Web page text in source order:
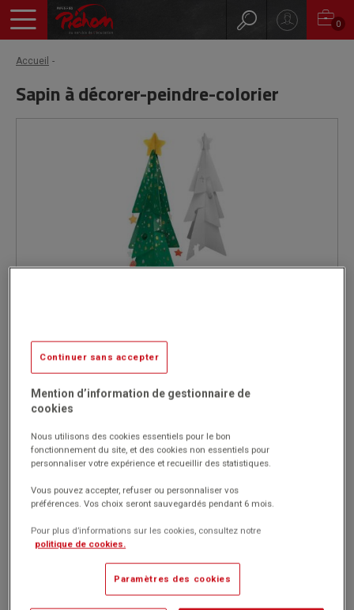
0
Accueil
Sapin à décorer-peindre-colorier
Réf. 11392
Code EAN : 3134725021679
Marque : CLEOPATRE
21.20€HT
TTC)
Continuer sans accepter
Mention d’information de gestionnaire de
cookies
Nous utilisons des cookies essentiels pour le bon
fonctionnement du site, et des cookies non essentiels pour
personnaliser votre expérience et recueillir des statistiques.
Vous pouvez accepter, refuser ou personnaliser vos
préférences. Vos choix seront sauvegardés pendant 6 mois.
Pour plus d’informations sur les cookies, consultez notre
politique de cookies.
Paramètres des cookies